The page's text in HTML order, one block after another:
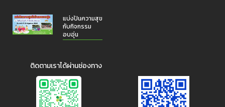
แบ่งปันความสุข
กับกิจกรรม
อบอุ่น
ติดตามเราได้ผ่านช่องทาง